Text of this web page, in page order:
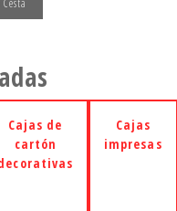
Cajas de
cartón
Cajas
impresas